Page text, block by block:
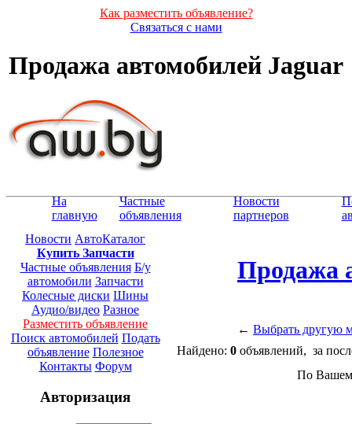
Как разместить объявление?
Связаться с нами
Продажа автомобилей Jaguar
На
главную
Частные
объявления
Новости
партнеров
Новости АвтоКаталог
Купить Запчасти
Частные объявления Б/у
автомобили Запчасти
Колесные диски Шины
Аудио/видео Разное
Разместить объявление
Поиск автомобилей Подать
объявление Полезное
Контакты Форум
Авторизация
Продажа
← Выбрать другую
Найдено: 0объявлений, за
По